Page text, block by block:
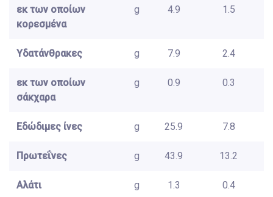
εκ των οποίων
κορεσμένα
g 4.9 1.5
Υδατάνθρακες g 7.9 2.4
εκ των οποίων
σάκχαρα
g 0.9 0.3
Εδώδιμες ίνες g 25.9 7.8
Πρωτεΐνες g 43.9 13.2
Αλάτι g 1.3 0.4